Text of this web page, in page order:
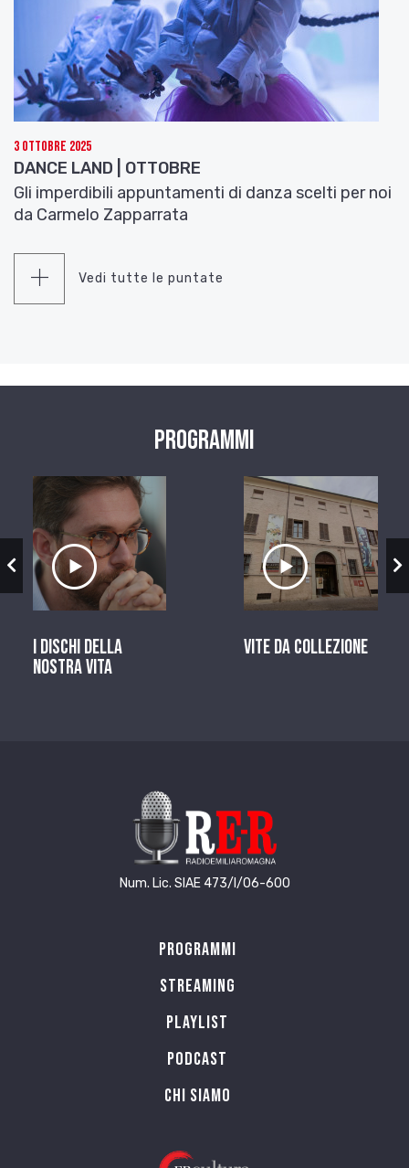
3 Ottobre 2025
DANCE LAND | OTTOBRE
Gli imperdibili appuntamenti di danza scelti per noi
da Carmelo Zapparrata
Vedi tutte le puntate
Programmi
Ascolta il servizio
I dischi della
nostra vita
Ascolta il
Vite da Collezione
Num. Lic. SIAE 473/I/06-600
Programmi
Streaming
Playlist
PODCAST
Chi siamo